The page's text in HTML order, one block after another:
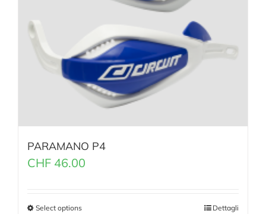
PARAMANO P4
CHF 46.00
Select options Dettagli